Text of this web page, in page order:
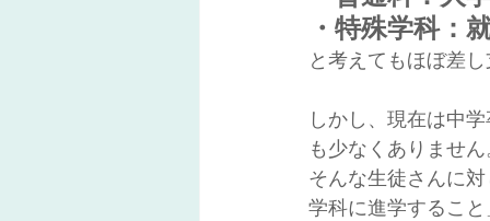
・特殊学科：
と考えてもほぼ差
しかし、現在は中
も少なくありませ
そんな生徒さんに
学科に進学するこ